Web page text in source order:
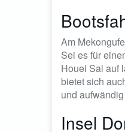
Am
Sei es für
Houei Sai auf
bietet sich
und
Insel